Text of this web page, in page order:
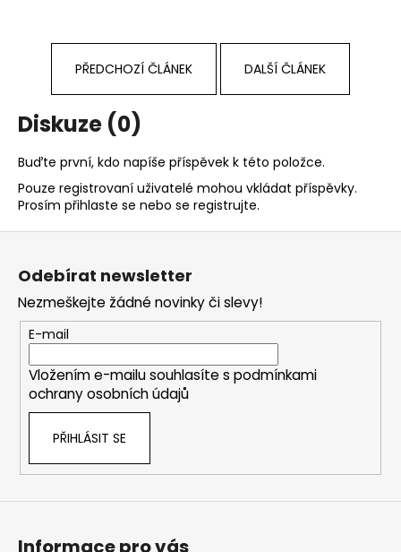
PŘEDCHOZÍ ČLÁNEK DALŠÍ ČLÁNEK
Diskuze (0)
Buďte první, kdo napíše příspěvek k této položce.
Pouze registrovaní uživatelé mohou vkládat příspěvky.
Prosím přihlaste se nebo se registrujte.
Odebírat newsletter
Nezmeškejte žádné novinky či slevy!
E-mail
Vložením e-mailu souhlasíte s podmínkami
ochrany osobních údajů
PŘIHLÁSIT SE
Informace pro vás